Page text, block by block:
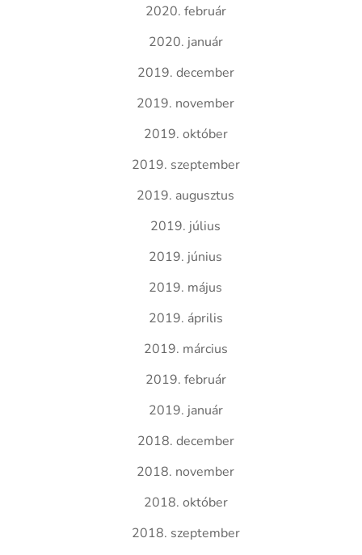
2020. február
2020. január
2019. december
2019. november
2019. október
2019. szeptember
2019. augusztus
2019. július
2019. június
2019. május
2019. április
2019. március
2019. február
2019. január
2018. december
2018. november
2018. október
2018. szeptember